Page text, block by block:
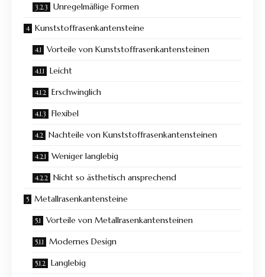
Unregelmäßige Formen
Kunststoffrasenkantensteine
Vorteile von Kunststoffrasenkantensteinen
Leicht
Erschwinglich
Flexibel
Nachteile von Kunststoffrasenkantensteinen
Weniger langlebig
Nicht so ästhetisch ansprechend
Metallrasenkantensteine
Vorteile von Metallrasenkantensteinen
Modernes Design
Langlebig